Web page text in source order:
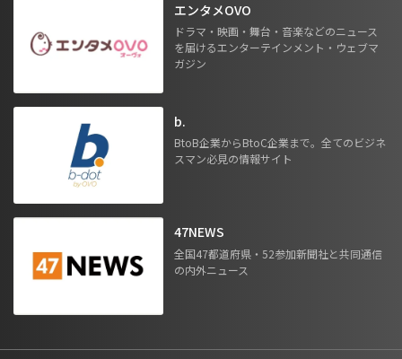
エンタメOVO
ドラマ・映画・舞台・音楽などのニュース
を届けるエンターテインメント・ウェブマ
ガジン
b.
BtoB企業からBtoC企業まで。全てのビジネ
スマン必見の情報サイト
47NEWS
全国47都道府県・52参加新聞社と共同通信
の内外ニュース